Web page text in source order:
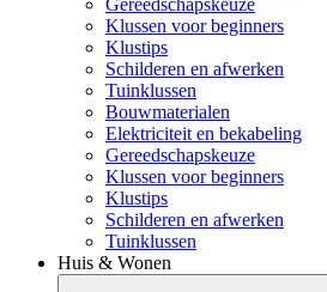
Klussen voor beginners
Klustips
Schilderen en afwerken
Tuinklussen
Bouwmaterialen
Elektriciteit en bekabeling
Gereedschapskeuze
Klussen voor beginners
Klustips
Schilderen en afwerken
Tuinklussen
Huis & Wonen